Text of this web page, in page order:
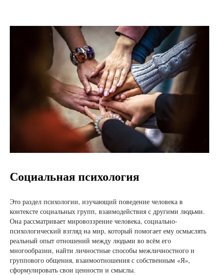
Социальная психология
Это раздел психологии, изучающий поведение человека в
контексте социальных групп, взаимодействия с другими людьми.
Она рассматривает мировоззрение человека, социально-
психологический взгляд на мир, который помогает ему осмыслять
реальный опыт отношений между людьми во всём его
многообразии, найти личностные способы межличностного и
группового общения, взаимоотношения с собственным «Я»,
сформулировать свои ценности и смыслы.